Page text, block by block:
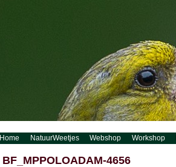
Home NatuurWeetjes Webshop Workshop
BF_MPPOLOADAM-4656